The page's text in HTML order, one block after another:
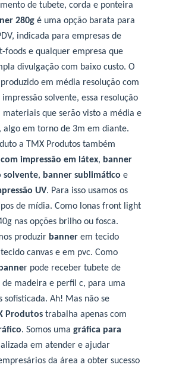
de tubete, corda e ponteira
280g é uma opção barata para
indicada para empresas de
foods e qualquer empresa que
divulgação com baixo custo. O
em média resolução com
solvente, essa resolução
materiais que serão visto a média e
algo em torno de 3m em diante.
a TMX Produtos também
impressão em látex, banner
solvente, banner sublimático e
UV. Para isso usamos os
de mídia. Como lonas front light
nas opções brilho ou fosca.
produzir banner em tecido
canvas e em pvc. Como
r pode receber tubete de
de madeira e perfil c, para uma
sofisticada. Ah! Mas não se
Produtos trabalha apenas com
. Somos umagráfica para
em atender e ajudar
da área a obter sucesso